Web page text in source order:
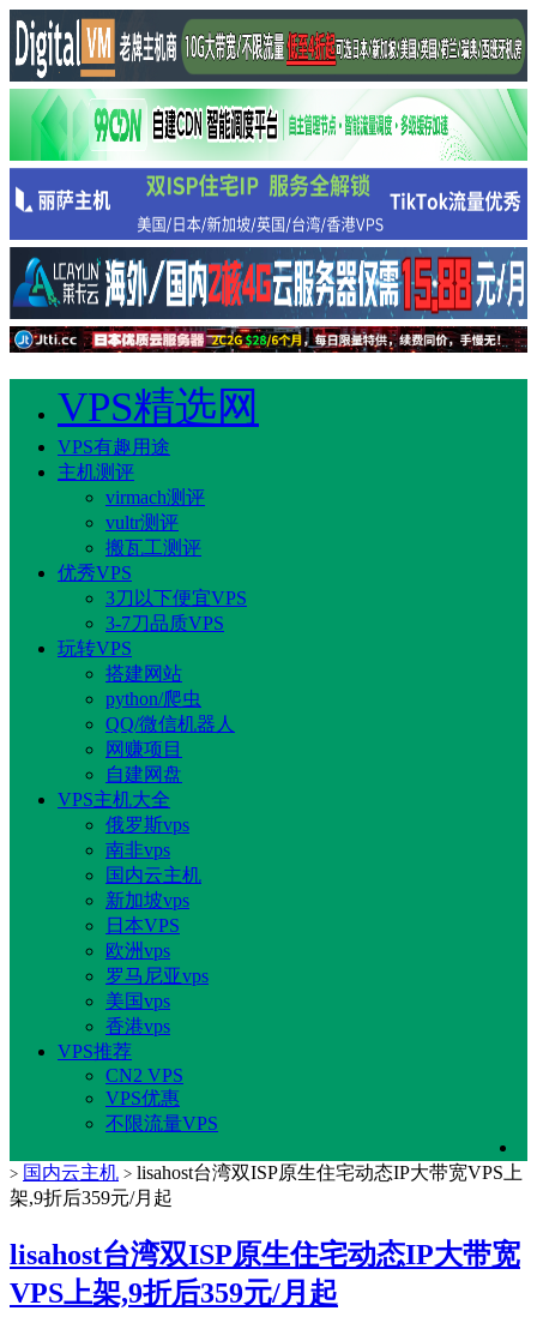
VPS精选网
VPS有趣用途
主机测评
virmach测评
vultr测评
搬瓦工测评
优秀VPS
3刀以下便宜VPS
3-7刀品质VPS
玩转VPS
搭建网站
python/爬虫
QQ/微信机器人
网赚项目
自建网盘
VPS主机大全
俄罗斯vps
南非vps
国内云主机
新加坡vps
日本VPS
欧洲vps
罗马尼亚vps
美国vps
香港vps
VPS推荐
CN2 VPS
VPS优惠
不限流量VPS
> 国内云主机 > lisahost台湾双ISP原生住宅动态IP大带宽VPS上
架,9折后359元/月起
lisahost台湾双ISP原生住宅动态IP大带宽
VPS上架,9折后359元/月起